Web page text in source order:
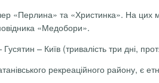
«Перлина» та «Христинка». На
«Медобори».
– Київ (тривалість три дні,
рекреаційного району, є